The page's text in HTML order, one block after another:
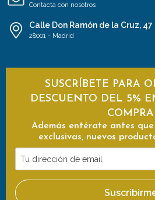
Contacta con nosotros
Calle Don Ramón de la Cruz, 47
28001 - Madrid
SUSCRÍBETE PARA
DESCUENTO DEL 5%
COMPRA
Además entérate antes
exclusivas, nuevos
Tu
dirección
de
email